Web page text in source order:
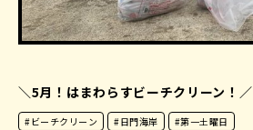
＼5月！はまわらすビーチクリーン！／
#ビーチクリーン #日門海岸 #第一土曜日